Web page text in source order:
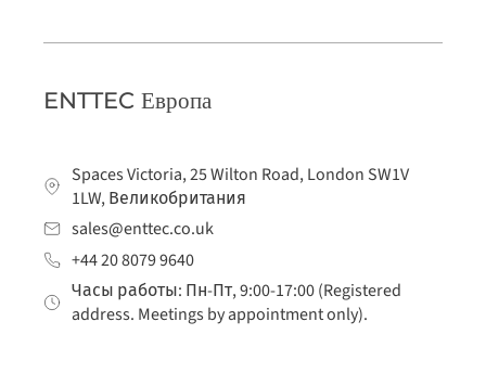
ENTTEC Европа
Spaces Victoria, 25 Wilton Road, London SW1V
1LW, Великобритания
sales@enttec.co.uk
+44 20 8079 9640
Часы работы: Пн-Пт, 9:00-17:00 (Registered
address. Meetings by appointment only).